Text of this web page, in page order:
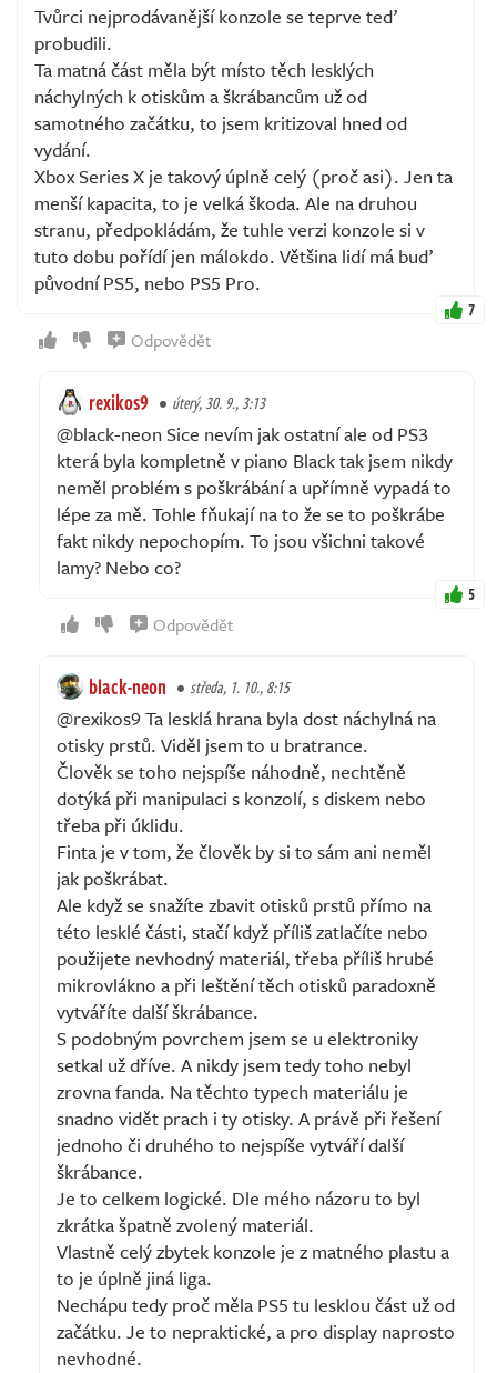
Tvůrci nejprodávanější konzole se teprve teď
probudili.
Ta matná část měla být místo těch lesklých
náchylných k otiskům a škrábancům už od
samotného začátku, to jsem kritizoval hned od
vydání.
Xbox Series X je takový úplně celý (proč asi). Jen ta
menší kapacita, to je velká škoda. Ale na druhou
stranu, předpokládám, že tuhle verzi konzole si v
tuto dobu pořídí jen málokdo. Většina lidí má buď
původní PS5, nebo PS5 Pro.
7
Odpovědět
rexikos9 úterý, 30. 9., 3:13
@black-neon Sice nevím jak ostatní ale od PS3
která byla kompletně v piano Black tak jsem nikdy
neměl problém s poškrábání a upřímně vypadá to
lépe za mě. Tohle fňukají na to že se to poškrábe
fakt nikdy nepochopím. To jsou všichni takové
lamy? Nebo co?
5
Odpovědět
black-neon středa, 1. 10., 8:15
@rexikos9 Ta lesklá hrana byla dost náchylná na
otisky prstů. Viděl jsem to u bratrance.
Člověk se toho nejspíše náhodně, nechtěně
dotýká při manipulaci s konzolí, s diskem nebo
třeba při úklidu.
Finta je v tom, že člověk by si to sám ani neměl
jak poškrábat.
Ale když se snažíte zbavit otisků prstů přímo na
této lesklé části, stačí když příliš zatlačíte nebo
použijete nevhodný materiál, třeba příliš hrubé
mikrovlákno a při leštění těch otisků paradoxně
vytváříte další škrábance.
S podobným povrchem jsem se u elektroniky
setkal už dříve. A nikdy jsem tedy toho nebyl
zrovna fanda. Na těchto typech materiálu je
snadno vidět prach i ty otisky. A právě při řešení
jednoho či druhého to nejspíše vytváří další
škrábance.
Je to celkem logické. Dle mého názoru to byl
zkrátka špatně zvolený materiál.
Vlastně celý zbytek konzole je z matného plastu a
to je úplně jiná liga.
Nechápu tedy proč měla PS5 tu lesklou část už od
začátku. Je to nepraktické, a pro display naprosto
nevhodné.